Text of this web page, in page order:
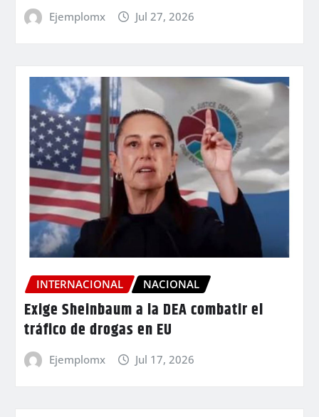
Ejemplomx Jul 27, 2026
INTERNACIONAL NACIONAL
Exige Sheinbaum a la DEA combatir el
tráfico de drogas en EU
Ejemplomx Jul 17, 2026